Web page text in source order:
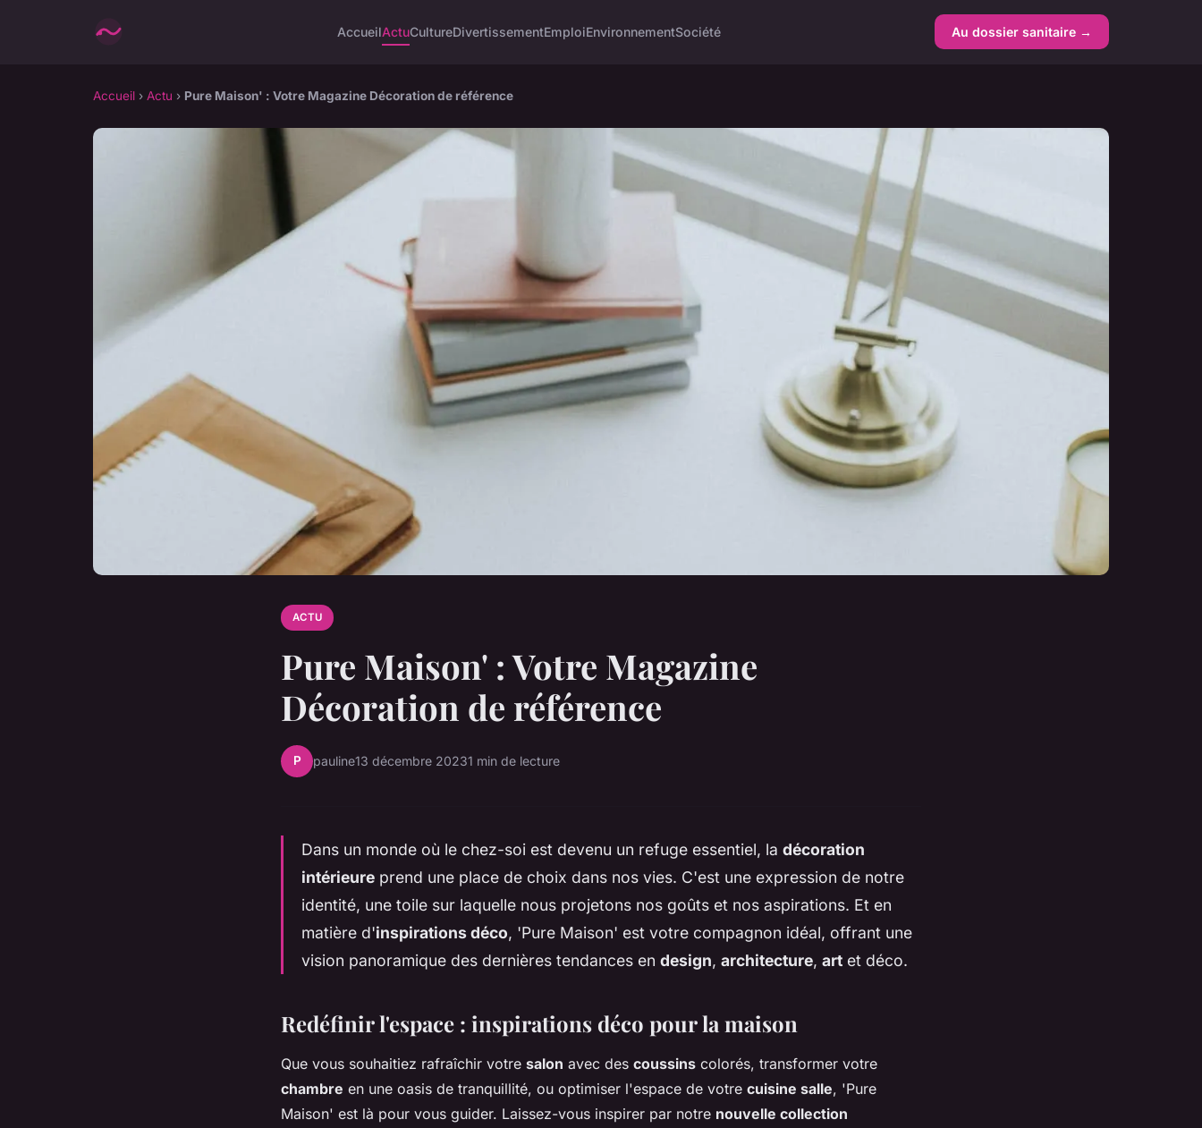
AccueilActuCultureDivertissementEmploiEnvironnementSociété Au dossier sanitaire →
Accueil › Actu › Pure Maison' : Votre Magazine Décoration de référence
ACTU
Pure Maison' : Votre Magazine
Décoration de référence
P pauline13 décembre 20231 min de lecture
Dans un monde où le chez-soi est devenu un refuge essentiel, la décoration
intérieure prend une place de choix dans nos vies. C'est une expression de notre
identité, une toile sur laquelle nous projetons nos goûts et nos aspirations. Et en
matière d'inspirations déco, 'Pure Maison' est votre compagnon idéal, offrant une
vision panoramique des dernières tendances en design, architecture, art et déco.
Redéfinir l'espace : inspirations déco pour la maison
Que vous souhaitiez rafraîchir votre salon avec des coussins colorés, transformer votre
chambre en une oasis de tranquillité, ou optimiser l'espace de votre cuisine salle, 'Pure
Maison' est là pour vous guider. Laissez-vous inspirer par notre nouvelle collection